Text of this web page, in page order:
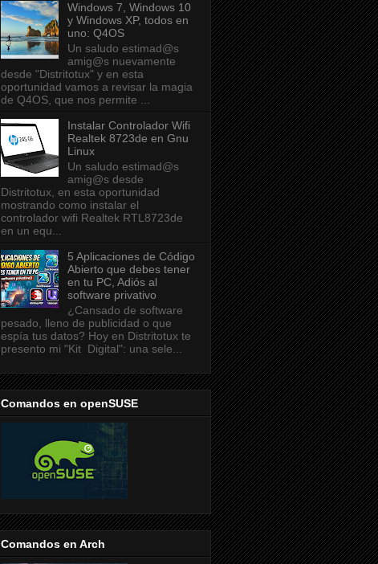
Windows 7, Windows 10
y Windows XP, todos en
uno: Q4OS
Un saludo estimad@s
amig@s nuevamente
desde "Distritotux" y en esta
oportunidad vamos a revisar la magia
de Q4OS, que nos permite ...
Instalar Controlador Wifi
Realtek 8723de en Gnu
Linux
Un saludo estimad@s
amig@s desde
Distritotux, en esta oportunidad
mostrando como instalar el
controlador wifi Realtek RTL8723de
en un equ...
5 Aplicaciones de Código
Abierto que debes tener
en tu PC, Adiós al
software privativo
¿Cansado de software
pesado, lleno de publicidad o que
espía tus datos? Hoy en Distritotux te
presento mi "Kit Digital": una sele...
Comandos en openSUSE
Comandos en Arch